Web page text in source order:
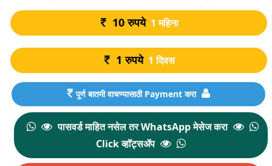
10 रुपये 1 महिना
1 रुपये 1 दिवस
पूर्ण बातमी वाचण्यासाठी Payment करा
पासवर्ड माहित नसेल तर WhatsApp मेसेज करा
Click व्हॉट्सॲप